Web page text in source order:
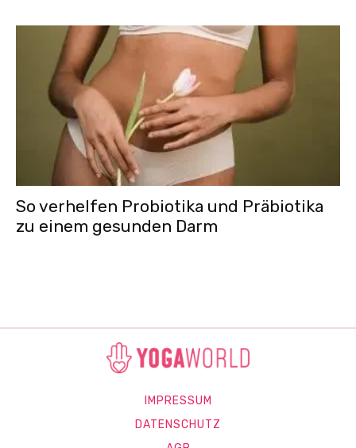
So verhelfen Probiotika und Präbiotika
zu einem gesunden Darm
IMPRESSUM
DATENSCHUTZ